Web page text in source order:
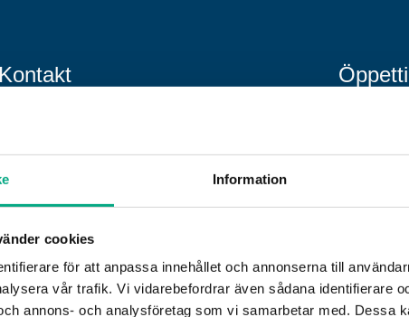
Information
cookies
för att anpassa innehållet och annonserna till
vår trafik. Vi vidarebefordrar även sådana identifierare
annons- och analysföretag som vi samarbetar med. Dessa
Kontakt
id arbetsgivarfrågor för dig som är medlem:
varDirekt: 08-676 69 69,svardirekt@fastigo.se
du outsourca din lönehantering?
omHR-Huset här.